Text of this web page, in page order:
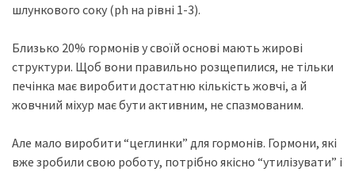
шлункового соку (ph на рівні 1-3).
Близько 20% гормонів у своїй основі мають жирові
структури. Щоб вони правильно розщепилися, не тільки
печінка має виробити достатню кількість жовчі, а й
жовчний міхур має бути активним, не спазмованим.
Але мало виробити “цеглинки” для гормонів. Гормони, які
вже зробили свою роботу, потрібно якісно “утилізувати” і